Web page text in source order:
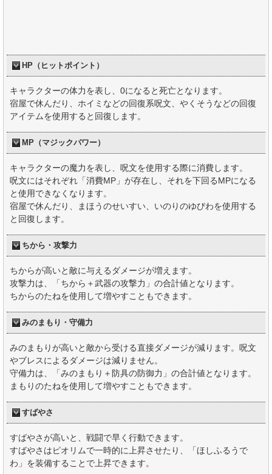
HP（ヒットポイント）
キャラクターの体力を表し、0になると死亡となります。
宿屋で休んだり、ホイミなどの回復系呪文、やくそうなどの回復
アイテムを使用すると回復します。
MP（マジックパワー）
キャラクターの魔力を表し、呪文を使用する際に消費します。
呪文にはそれぞれ「消費MP」が存在し、それを下回るMPになる
と使用できなくなります。
宿屋で休んだり、まほうのせいすい、いのりのゆびわを使用する
と回復します。
ちから・攻撃力
ちからが高いと敵に与えるダメージが増えます。
攻撃力は、「ちから＋武器の攻撃力」の合計値となります。
ちからのたねを使用して増やすこともできます。
みのまもり・守備力
みのまもりが高いと敵から受ける直接ダメージが減ります。呪文
やブレスによるダメージは減りません。
守備力は、「みのまもり＋防具の防御力」の合計値となります。
まもりのたねを使用して増やすこともできます。
すばやさ
すばやさが高いと、戦闘で早く行動できます。
すばやさはピオリムで一時的に上昇させたり、「ほしふるうで
わ」を装備することで上昇できます。